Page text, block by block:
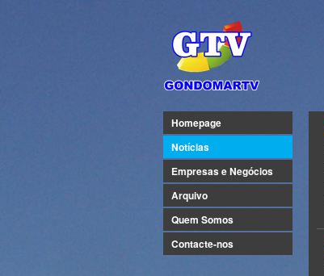
Homepage
Notícias
Empresas e Negócios
Arquivo
Quem Somos
Contacte-nos